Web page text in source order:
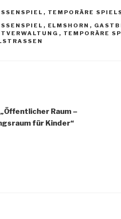
, TEMPORÄRE
, ELMSHORN ,
, TEMPORÄRE
Raum –
für Kinder“